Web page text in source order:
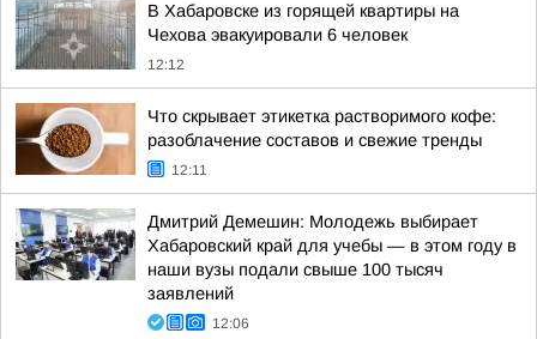
В Хабаровске из горящей квартиры на
Чехова эвакуировали 6 человек
12:12
Что скрывает этикетка растворимого кофе:
разоблачение составов и свежие тренды
12:11
Дмитрий Демешин: Молодежь выбирает
Хабаровский край для учебы — в этом году в
наши вузы подали свыше 100 тысяч
заявлений
12:06